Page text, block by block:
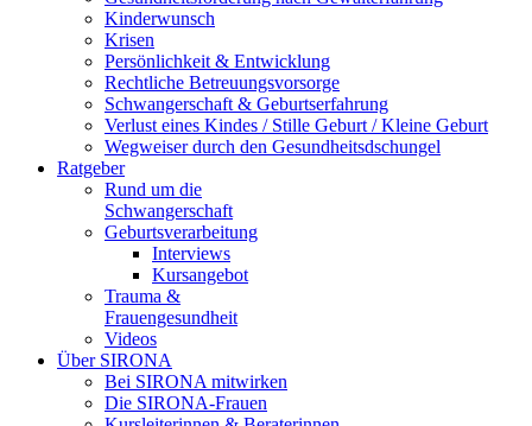
Kinderwunsch
Krisen
Persönlichkeit & Entwicklung
Rechtliche Betreuungsvorsorge
Schwangerschaft & Geburtserfahrung
Verlust eines Kindes / Stille Geburt / Kleine Geburt
Wegweiser durch den Gesundheitsdschungel
Ratgeber
Rund um die
Schwangerschaft
Geburtsverarbeitung
Interviews
Kursangebot
Trauma &
Frauengesundheit
Videos
Über SIRONA
Bei SIRONA mitwirken
Die SIRONA-Frauen